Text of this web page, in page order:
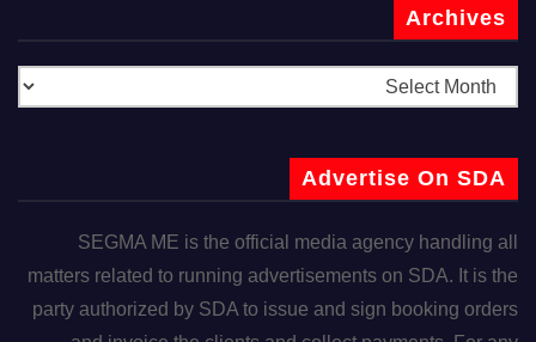
Archives
Advertise On SDA
SEGMA ME is the official media agency handling all
matters related to running advertisements on SDA. It is the
party authorized by SDA to issue and sign booking orders